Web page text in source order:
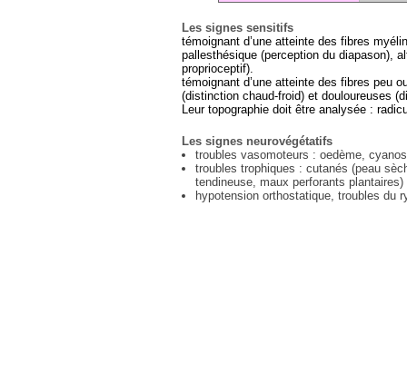
Les signes sensitifs
témoignant d’une atteinte des fibres
pallesthésique (perception du diapason),
proprioceptif).
témoignant d’une atteinte des fibres peu
(distinction chaud-froid) et douloureuses
Leur topographie doit être analysée :
Les signes neurovégétatifs
troubles vasomoteurs : oedème,
troubles trophiques : cutanés (peau
tendineuse, maux perforants plantaires)
hypotension orthostatique, troubles du